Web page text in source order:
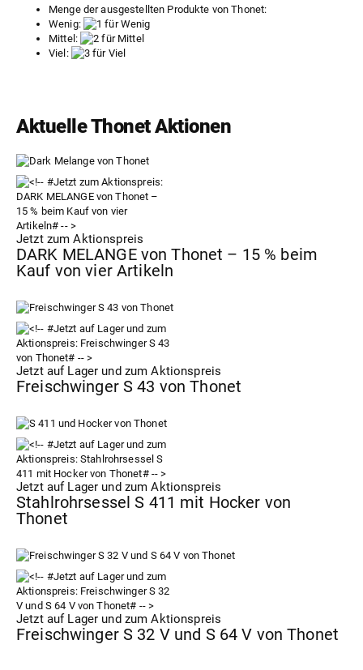
Menge der ausgestellten Produkte von Thonet:
Wenig:
Mittel:
Viel:
Aktuelle Thonet Aktionen
Jetzt zum Aktionspreis
DARK MELANGE von Thonet – 15 % beim
Kauf von vier Artikeln
Jetzt auf Lager und zum Aktionspreis
Freischwinger S 43 von Thonet
Jetzt auf Lager und zum Aktionspreis
Stahlrohrsessel S 411 mit Hocker von
Thonet
Jetzt auf Lager und zum Aktionspreis
Freischwinger S 32 V und S 64 V von Thonet